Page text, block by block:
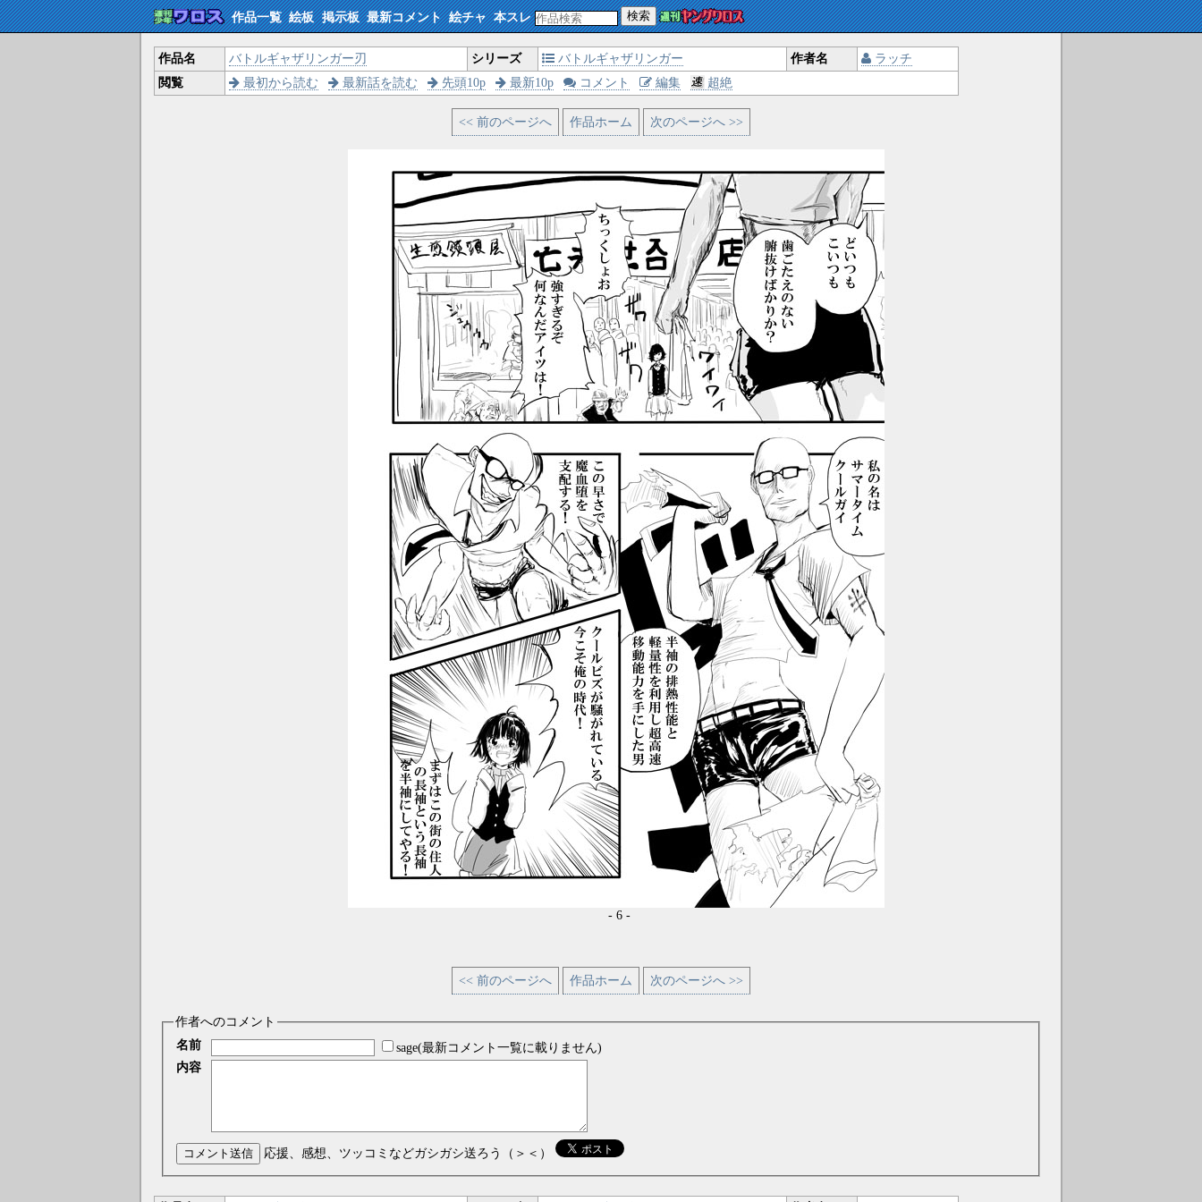
作品一覧 絵板 掲示板 最新コメント 絵チャ 本スレ 検索
作品名 バトルギャザリンガー刃 シリーズ バトルギャザリンガー 作者名
ラッチ
閲覧
最初から読む 最新話を読む 先頭10p 最新10p コメント 編集 超絶
<< 前のページへ 作品ホーム 次のページへ >>
- 6 -
<< 前のページへ 作品ホーム 次のページへ >>
作者へのコメント
名前
sage(最新コメント一覧に載りません)
内容
コメント送信 応援、感想、ツッコミなどガシガシ送ろう（＞＜）